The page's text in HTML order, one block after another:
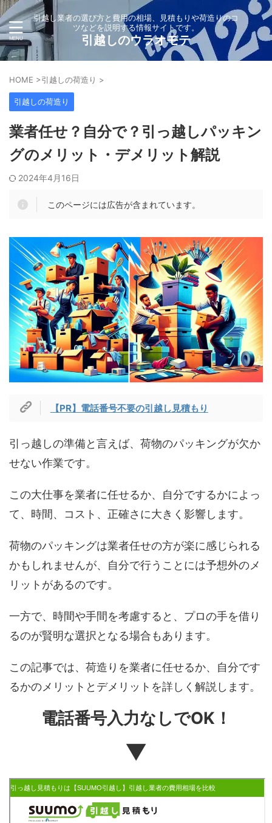
引越し業者の選び方と費用の相場、見積もりや荷造りのコ
ツなどを説明する情報サイトです。
引越しのウラオモテ
HOME >引越しの荷造り >
引越しの荷造り
業者任せ？自分で？引っ越しパッキン
グのメリット・デメリット解説
2024年4月16日
このページには広告が含まれています。
【PR】電話番号不要の引越し見積もり
引っ越しの準備と言えば、荷物のパッキングが欠か
せない作業です。
この大仕事を業者に任せるか、自分でするかによっ
て、時間、コスト、正確さに大きく影響します。
荷物のパッキングは業者任せの方が楽に感じられる
かもしれませんが、自分で行うことには予想外のメ
リットがあるのです。
一方で、時間や手間を考慮すると、プロの手を借り
るのが賢明な選択となる場合もあります。
この記事では、荷造りを業者に任せるか、自分です
るかのメリットとデメリットを詳しく解説します。
電話番号入力なしでOK！
▼